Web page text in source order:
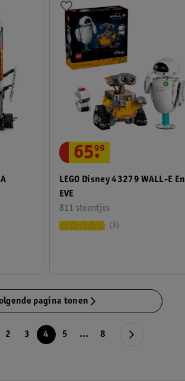
LEGO Disney 43279 WALL-E En
EVE
811 steentjes
65.
99
3
pagina tonen
2 3 4 5 ... 8